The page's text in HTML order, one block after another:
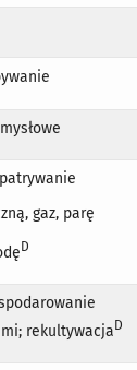
gaz, parę
D
rekultywacjaD